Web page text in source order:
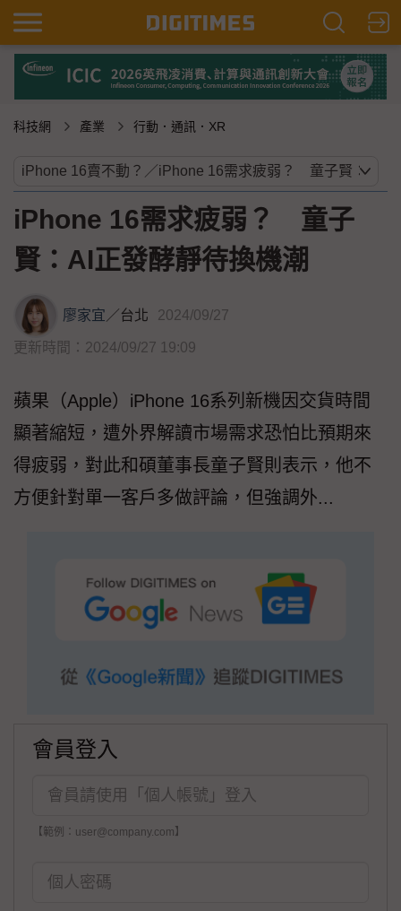
科技網 產業 行動．通訊．XR
iPhone 16需求疲弱？ 童子
賢：AI正發酵靜待換機潮
廖家宜／台北 2024/09/27
更新時間：2024/09/27 19:09
蘋果（Apple）iPhone 16系列新機因交貨時間
顯著縮短，遭外界解讀市場需求恐怕比預期來
得疲弱，對此和碩董事長童子賢則表示，他不
方便針對單一客戶多做評論，但強調外...
會員登入
【範例：user@company.com】